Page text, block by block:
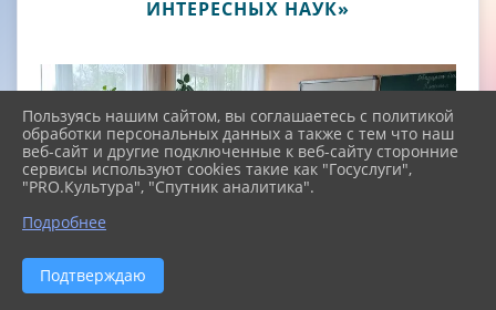
ИНТЕРЕСНЫХ НАУК»
Пользуясь нашим сайтом, вы соглашаетесь с политикой
обработки персональных данных а также с тем что наш
веб-сайт и другие подключенные к веб-сайту сторонние
сервисы используют cookies такие как "Госуслуги",
"PRO.Культура", "Спутник аналитика".
Подробнее
Подтверждаю